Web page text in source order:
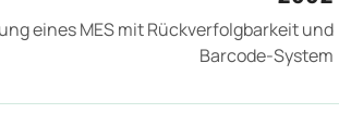
eines MES mit Rückverfolgbarkeit und
Barcode-System